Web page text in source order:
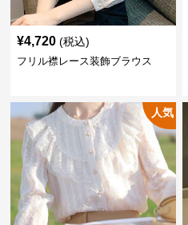
¥4,720 (税込)
フリル襟レース装飾ブラウス
人気